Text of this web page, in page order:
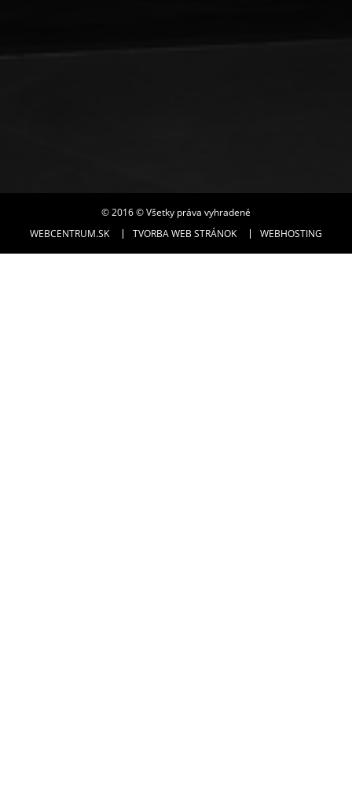
© 2016 © Všetky práva vyhradené
WEBCENTRUM.SK
TVORBA WEB STRÁNOK WEBHOSTING